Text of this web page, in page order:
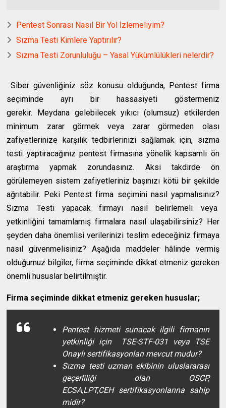
Pentest Sonrası Nasıl Bir Yol İzlemeliyim?
Sızma Testi Kimlere Yaptırılır?
Sızma Testi Zorunluluğu – Yasal Yükümlülükleri nelerdir?
Siber güvenliğiniz söz konusu olduğunda, Pentest firma
seçiminde ayrı bir hassasiyeti göstermeniz
gerekir. Meydana gelebilecek yıkıcı (olumsuz) etkilerden
minimum zarar görmek veya zarar görmeden olası
zafiyetlerinize karşılık tedbirlerinizi sağlamak için, sızma
testi yaptıracağınız pentest firmasına yönelik kapsamlı ön
araştırma yapmak zorundasınız. Aksi takdirde ön
görülemeyen sistem zafiyetleriniz başınızı kötü bir şekilde
ağrıtabilir. Peki Pentest firma seçimini nasıl yapmalısınız?
Sızma Testi yapacak firmayı nasıl belirlemeli veya
yetkinliğini tamamlamış firmalara nasıl ulaşabilirsiniz? Her
şeyden daha önemlisi verilerinizi teslim edeceğiniz firmaya
nasıl güvenmelisiniz? Aşağıda maddeler hâlinde vermiş
olduğumuz bilgiler, firma seçiminde dikkat etmeniz gereken
önemli hususlar belirtilmiştir.
Firma seçiminde dikkat etmeniz gereken hususlar;
Pentest hizmeti sunacak ilgili firmanın
yetkinliği için TSE-STF-031 veya TSE
Onaylı sertifikasyonları mevcut mudur?
Sızma testi uzman ekibinin uluslararası
geçerliliği olan OSCP,
ECSA,LPT,CEH sertifikasyonlarına sahip
midir?